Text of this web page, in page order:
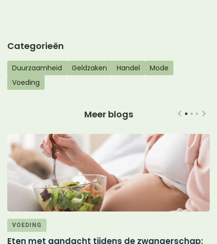
Categorieën
Duurzaamheid Geldzaken Handel
Mode
Voeding
Meer blogs
VOEDING
Eten met aandacht tijdens de zwangerschap: